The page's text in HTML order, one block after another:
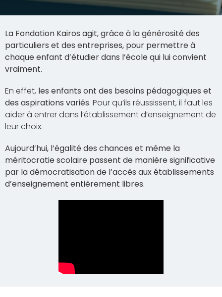
La Fondation Kairos agit, grâce à la générosité des
particuliers et des entreprises, pour permettre à
chaque enfant d’étudier dans l’école qui lui convient
vraiment.
En effet, les enfants ont des besoins pédagogiques et
des aspirations variés. Pour qu’ils réussissent, il faut les
aider à entrer dans l’établissement d’enseignementde
leur choix.
Aujourd’hui, l’égalité des chances et même la
méritocratie scolaire passent de manière significative
par la démocratisation de l’accès aux établissements
d’enseignement entièrement libres.